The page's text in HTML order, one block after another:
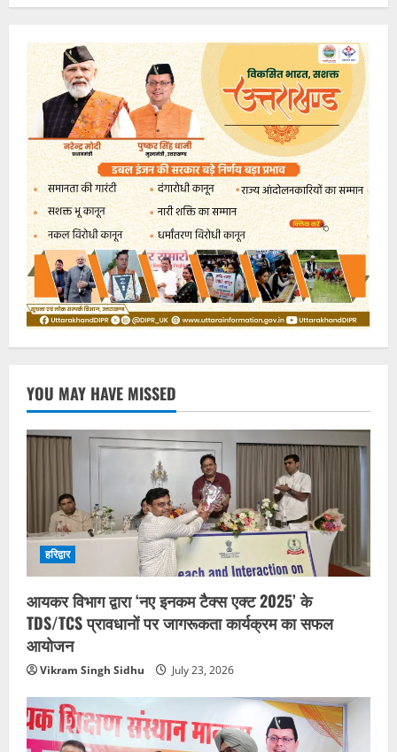
YOU MAY HAVE MISSED
हरिद्वार
आयकर विभाग द्वारा ‘नए इनकम टैक्स एक्ट 2025’ के
TDS/TCS प्रावधानों पर जागरूकता कार्यक्रम का सफल
आयोजन
Vikram Singh Sidhu July 23, 2026